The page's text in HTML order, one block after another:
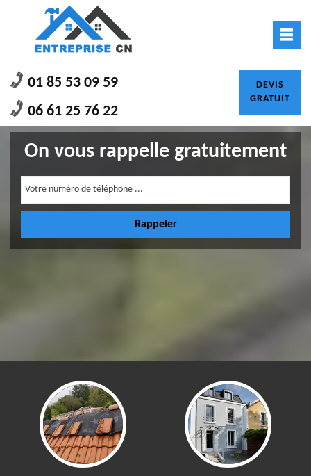
01 85 53 09 59
06 61 25 76 22
DEVIS
GRATUIT
On vous rappelle gratuitement